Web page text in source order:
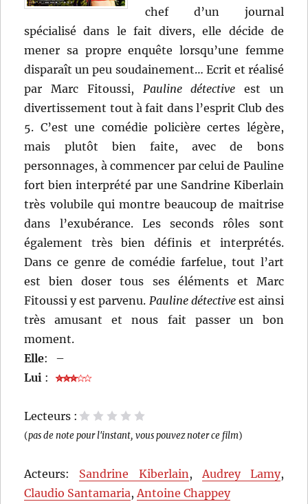
chef d’un journal
spécialisé dans le fait divers, elle décide de
mener sa propre enquête lorsqu’une femme
disparaît un peu soudainement… Ecrit et réalisé
par Marc Fitoussi, Pauline détective est un
divertissement tout à fait dans l’esprit Club des
5. C’est une comédie policière certes légère,
mais plutôt bien faite, avec de bons
personnages, à commencer par celui de Pauline
fort bien interprété par une Sandrine Kiberlain
très volubile qui montre beaucoup de maitrise
dans l’exubérance. Les seconds rôles sont
également très bien définis et interprétés.
Dans ce genre de comédie farfelue, tout l’art
est bien doser tous ses éléments et Marc
Fitoussi y est parvenu. Pauline détectiveest ainsi
très amusant et nous fait passer un bon
moment.
Elle:
–
Lui :
Lecteurs :
5 étoiles
4 étoiles
3 étoiles
2 étoiles
1 étoile
(pas de note pour l'instant, vous pouvez noter ce film)
Acteurs: Sandrine Kiberlain , Audrey Lamy,
Claudio Santamaria, Antoine Chappey